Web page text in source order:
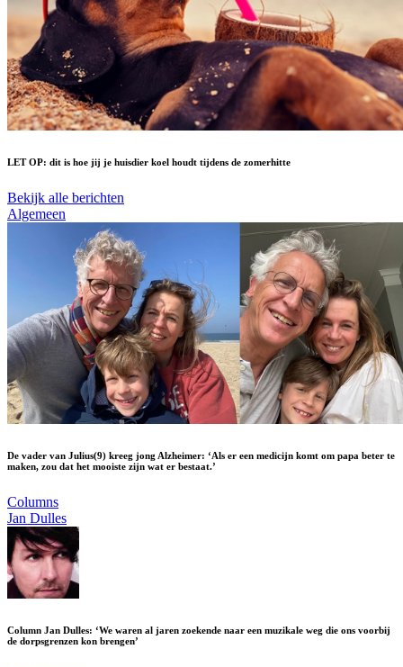
LET OP: dit is hoe jij je huisdier koel houdt tijdens de zomerhitte
Bekijk alle berichten
Algemeen
De vader van Julius(9) kreeg jong Alzheimer: ‘Als er een medicijn komt om papa beter te
maken, zou dat het mooiste zijn wat er bestaat.’
Columns
Jan Dulles
Column Jan Dulles: ‘We waren al jaren zoekende naar een muzikale weg die ons voorbij
de dorpsgrenzen kon brengen’